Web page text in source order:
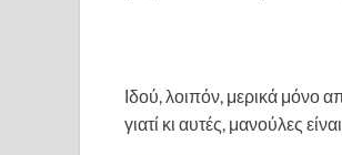
Ιδού, λοιπόν, μερικά μόνο
γιατί κι αυτές, μανούλες